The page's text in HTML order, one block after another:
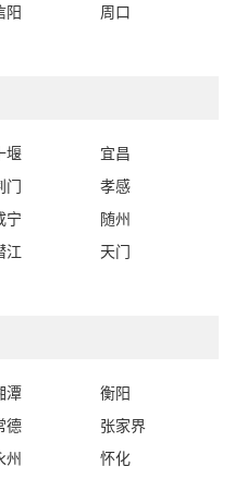
阳
周口
堰
宜昌
门
孝感
宁
随州
江
天门
潭
衡阳
德
张家界
州
怀化